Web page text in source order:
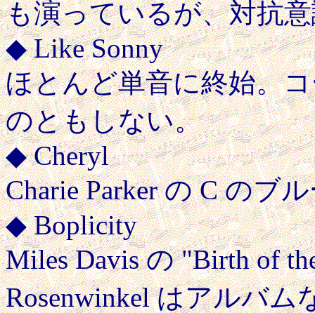
も演っているが、対抗
◆ Like Sonny
ほとんど単音に終始。
のともしない。
◆ Cheryl
Charie Parker の C のブ
◆ Boplicity
Miles Davis の "Birth of
Rosenwinkel はアルバム